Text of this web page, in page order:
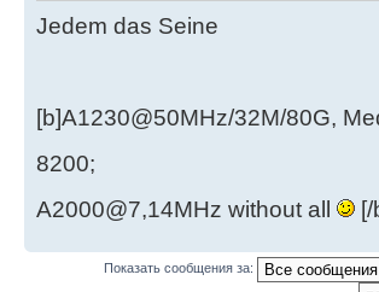
Jedem das Seine
[b]A1230@50MHz/32M/80G,
8200;
A2000@7,14MHz without all
[/
Показать сообщения за: